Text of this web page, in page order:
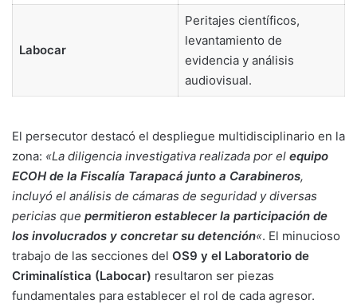
Labocar
Peritajes científicos,
levantamiento de
evidencia y análisis
audiovisual.
El persecutor destacó el despliegue multidisciplinario en la
zona: «La diligencia investigativa realizada por el equipo
ECOH de la Fiscalía Tarapacá junto a Carabineros,
incluyó el análisis de cámaras de seguridad y diversas
pericias que permitieron establecer la participación de
los involucrados y concretar su detención«. El minucioso
trabajo de las secciones del OS9 y el Laboratorio de
Criminalística (Labocar) resultaron ser piezas
fundamentales para establecer el rol de cada agresor.